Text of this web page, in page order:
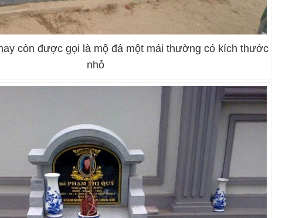
còn được gọi là mộ đá một mái thường có kích thước
nhỏ